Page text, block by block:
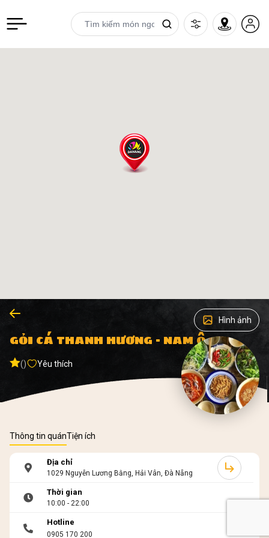
Hình ảnh
GỎI CÁ THANH HƯƠNG - NAM Ô
() Yêu thích
Thông tin quánTiện ích
Địa chỉ
1029 Nguyễn Lương Bằng, Hải Vân, Đà Nẵng
Thời gian
10:00 - 22:00
Hotline
0905 170 200